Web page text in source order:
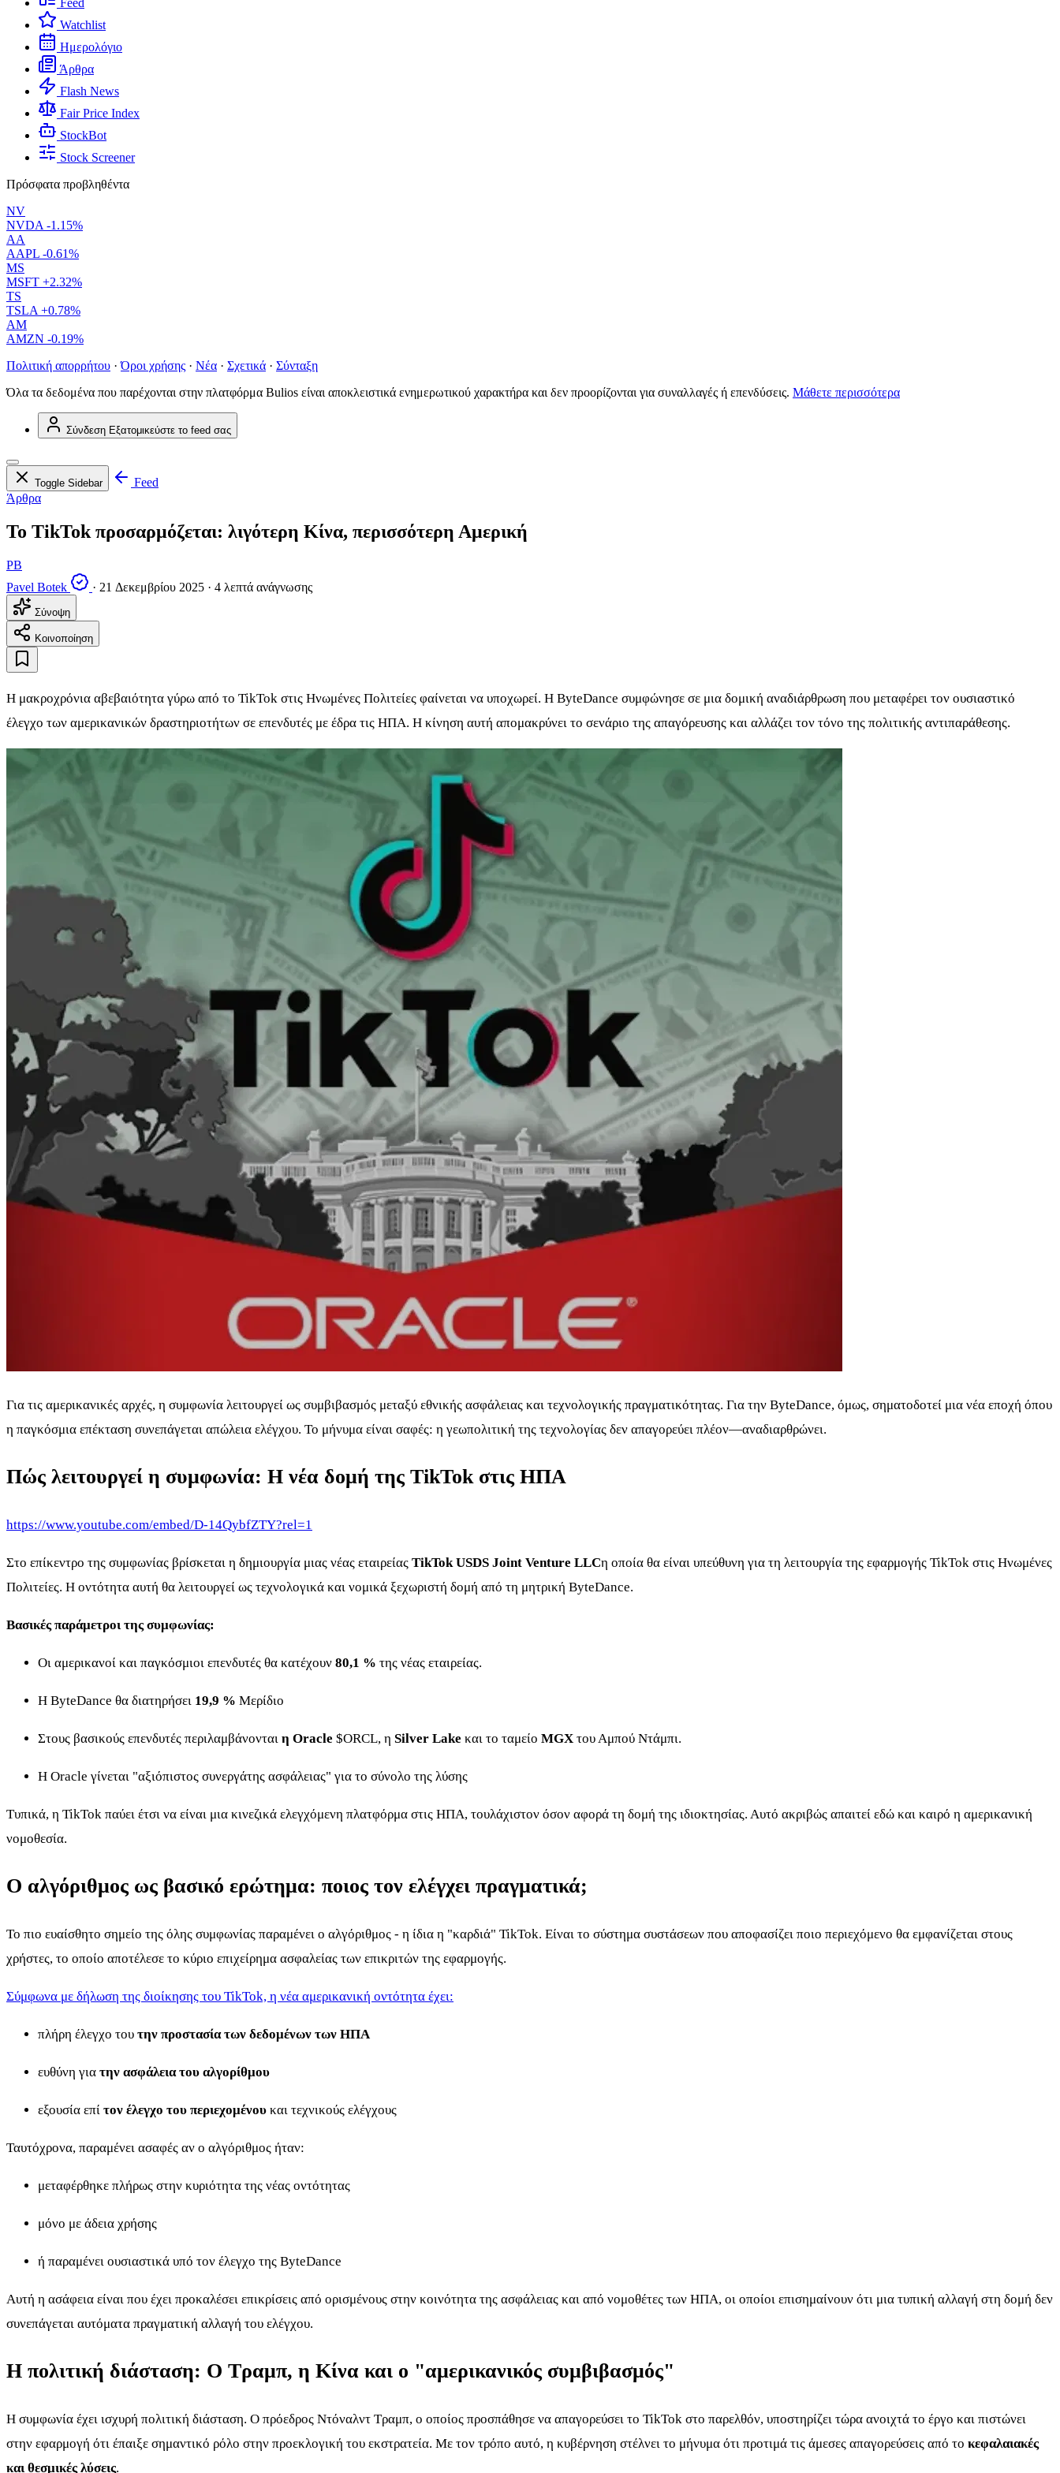
Feed
Watchlist
Ημερολόγιο
Άρθρα
Flash News
Fair Price Index
StockBot
Stock Screener
Πρόσφατα προβληθέντα
NV
NVDA -1.15%
AA
AAPL -0.61%
MS
MSFT +2.32%
TS
TSLA +0.78%
AM
AMZN -0.19%
Πολιτική απορρήτου · Όροι χρήσης · Νέα · Σχετικά · Σύνταξη
Όλα τα δεδομένα που παρέχονται στην πλατφόρμα Bulios είναι αποκλειστικά ενημερωτικού χαρακτήρα και δεν προορίζονται για συναλλαγές ή επενδύσεις. Μάθετε περισσότερα
Σύνδεση Εξατομικεύστε το feed σας
Toggle Sidebar
Feed
Άρθρα
Το TikTok προσαρμόζεται: λιγότερη Κίνα, περισσότερη Αμερική
PB
Pavel Botek
· 21 Δεκεμβρίου 2025 · 4 λεπτά ανάγνωσης
Σύνοψη
Κοινοποίηση
Η μακροχρόνια αβεβαιότητα γύρω από το TikTok στις Ηνωμένες Πολιτείες φαίνεται να υποχωρεί. Η ByteDance συμφώνησε σε μια δομική αναδιάρθρωση που μεταφέρει τον ουσιαστικό
έλεγχο των αμερικανικών δραστηριοτήτων σε επενδυτές με έδρα τις ΗΠΑ. Η κίνηση αυτή απομακρύνει το σενάριο της απαγόρευσης και αλλάζει τον τόνο της πολιτικής αντιπαράθεσης.
Για τις αμερικανικές αρχές, η συμφωνία λειτουργεί ως συμβιβασμός μεταξύ εθνικής ασφάλειας και τεχνολογικής πραγματικότητας. Για την ByteDance, όμως, σηματοδοτεί μια νέα εποχή όπου
η παγκόσμια επέκταση συνεπάγεται απώλεια ελέγχου. Το μήνυμα είναι σαφές: η γεωπολιτική της τεχνολογίας δεν απαγορεύει πλέον—αναδιαρθρώνει.
Πώς λειτουργεί η συμφωνία: Η νέα δομή της TikTok στις ΗΠΑ
https://www.youtube.com/embed/D-14QybfZTY?rel=1
Στο επίκεντρο της συμφωνίας βρίσκεται η δημιουργία μιας νέας εταιρείας TikTok USDS Joint Venture LLCη οποία θα είναι υπεύθυνη για τη λειτουργία της εφαρμογής TikTok στις Ηνωμένες
Πολιτείες. Η οντότητα αυτή θα λειτουργεί ως τεχνολογικά και νομικά ξεχωριστή δομή από τη μητρική ByteDance.
Βασικές παράμετροι της συμφωνίας:
Οι αμερικανοί και παγκόσμιοι επενδυτές θα κατέχουν 80,1 % της νέας εταιρείας.
Η ByteDance θα διατηρήσει 19,9 % Μερίδιο
Στους βασικούς επενδυτές περιλαμβάνονται η Oracle $ORCL, η Silver Lake και το ταμείο MGX του Αμπού Ντάμπι.
Η Oracle γίνεται "αξιόπιστος συνεργάτης ασφάλειας" για το σύνολο της λύσης
Τυπικά, η TikTok παύει έτσι να είναι μια κινεζικά ελεγχόμενη πλατφόρμα στις ΗΠΑ, τουλάχιστον όσον αφορά τη δομή της ιδιοκτησίας. Αυτό ακριβώς απαιτεί εδώ και καιρό η αμερικανική
νομοθεσία.
Ο αλγόριθμος ως βασικό ερώτημα: ποιος τον ελέγχει πραγματικά;
Το πιο ευαίσθητο σημείο της όλης συμφωνίας παραμένει ο αλγόριθμος - η ίδια η "καρδιά" TikTok. Είναι το σύστημα συστάσεων που αποφασίζει ποιο περιεχόμενο θα εμφανίζεται στους
χρήστες, το οποίο αποτέλεσε το κύριο επιχείρημα ασφαλείας των επικριτών της εφαρμογής.
Σύμφωνα με δήλωση της διοίκησης του TikTok, η νέα αμερικανική οντότητα έχει:
πλήρη έλεγχο του την προστασία των δεδομένων των ΗΠΑ
ευθύνη για την ασφάλεια του αλγορίθμου
εξουσία επί τον έλεγχο του περιεχομένου και τεχνικούς ελέγχους
Ταυτόχρονα, παραμένει ασαφές αν ο αλγόριθμος ήταν:
μεταφέρθηκε πλήρως στην κυριότητα της νέας οντότητας
μόνο με άδεια χρήσης
ή παραμένει ουσιαστικά υπό τον έλεγχο της ByteDance
Αυτή η ασάφεια είναι που έχει προκαλέσει επικρίσεις από ορισμένους στην κοινότητα της ασφάλειας και από νομοθέτες των ΗΠΑ, οι οποίοι επισημαίνουν ότι μια τυπική αλλαγή στη δομή δεν
συνεπάγεται αυτόματα πραγματική αλλαγή του ελέγχου.
Η πολιτική διάσταση: Ο Τραμπ, η Κίνα και ο "αμερικανικός συμβιβασμός"
Η συμφωνία έχει ισχυρή πολιτική διάσταση. Ο πρόεδρος Ντόναλντ Τραμπ, ο οποίος προσπάθησε να απαγορεύσει το TikTok στο παρελθόν, υποστηρίζει τώρα ανοιχτά το έργο και πιστώνει
στην εφαρμογή ότι έπαιξε σημαντικό ρόλο στην προεκλογική του εκστρατεία. Με τον τρόπο αυτό, η κυβέρνηση στέλνει το μήνυμα ότι προτιμά τις άμεσες απαγορεύσεις από το κεφαλαιακές
και θεσμικές λύσεις.